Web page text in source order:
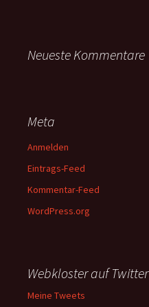
Neueste Kommentare
Meta
Anmelden
Eintrags-Feed
Kommentar-Feed
WordPress.org
Webkloster auf Twitter
Meine Tweets